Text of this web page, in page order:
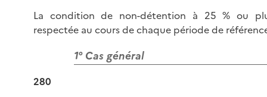
La condition de non-détention à 25 % ou
respectée au cours de chaque période de
1° Cas général
280